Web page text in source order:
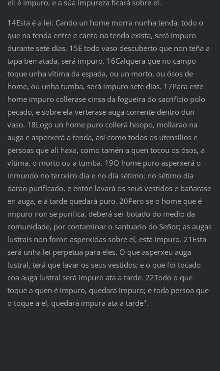
el: é impuro, e a súa impureza ficará sobre el.
14Esta é a lei: Cando un home morra nunha tenda, todo o
que na tenda entre e canto na tenda exista, será impuro
durante sete días. 15E todo vaso descuberto que non teña a
tapa ben atada, será impuro. 16Calquera que no campo
toque unha vítima da espada, ou un morto, ou ósos de
home, ou unha tumba, será impuro sete días. 17Para este
home impuro collerase cinsa da fogueira do sacrificio polo
pecado, e sobre ela verterase auga corrente dentro dun
vaso. 18Logo un home puro collerá hisopo, mollarao na
auga e asperxerá a tenda, así como todos os utensilios e
persoas que alí haxa, como tamén a quen tocou os ósos, a
vítima, o morto ou a tumba. 19O home puro asperxerá o
inmundo no terceiro dia e no día sétimo; no sétimo día
darao purificado, e entón lavará os seus vestidos e bañarase
en auga, e á tarde quedará puro. 20Pero se o home que é
impuro non se purifica, deberá ser botado do medio da
comunidade, por contaminar o santuario do Señor; as augas
lustrais non foron asperxidas sobre el, está impuro. 21Esta
será unha lei perpetua para eles. O que asperxeu auga
lustral, terá que lavar os seus vestidos; e o que foi tocado
coa auga lustral será impuro ata a tarde. 22Todo o que
toque a quen é impuro, quedará impuro; e toda persoa que
o toque a el, quedará impura ata a tarde".